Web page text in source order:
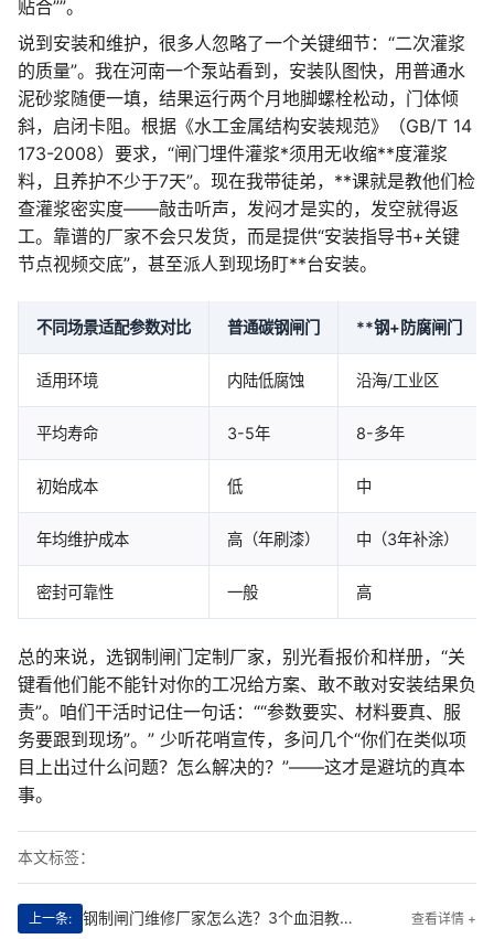
贴合””。
说到安装和维护，很多人忽略了一个关键细节：“二次灌浆
的质量”。我在河南一个泵站看到，安装队图快，用普通水
泥砂浆随便一填，结果运行两个月地脚螺栓松动，门体倾
斜，启闭卡阻。根据《水工金属结构安装规范》（GB/T 14
173-2008）要求，“闸门埋件灌浆*须用无收缩**度灌浆
料，且养护不少于7天”。现在我带徒弟，**课就是教他们检
查灌浆密实度——敲击听声，发闷才是实的，发空就得返
工。靠谱的厂家不会只发货，而是提供“安装指导书+关键
节点视频交底”，甚至派人到现场盯**台安装。
不同场景适配参数对比 普通碳钢闸门 **钢+防腐闸门
适用环境 内陆低腐蚀 沿海/工业区
平均寿命 3-5年 8-多年
初始成本 低 中
年均维护成本 高（年刷漆） 中（3年补涂）
密封可靠性 一般 高
总的来说，选钢制闸门定制厂家，别光看报价和样册，“关
键看他们能不能针对你的工况给方案、敢不敢对安装结果负
责”。咱们干活时记住一句话：““参数要实、材料要真、服
务要跟到现场”。” 少听花哨宣传，多问几个“你们在类似项
目上出过什么问题？怎么解决的？”——这才是避坑的真本
事。
本文标签：
上一条: 钢制闸门维修厂家怎么选？3个血泪教训+真实工地案例告诉你避坑关键 查看详情 +